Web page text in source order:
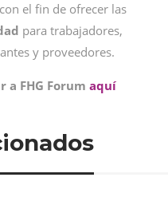
el fin de ofrecer las
para trabajadores,
y proveedores.
FHG Forum aquí